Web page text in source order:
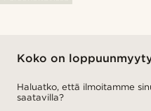
Koko on
Haluatko, että ilmoitamme
saatavilla?